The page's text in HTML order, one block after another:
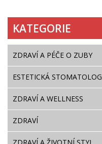
KATEGORIE
ZDRAVÍ A PÉČE O ZUBY
ESTETICKÁ
ZDRAVÍ A WELLNESS
ZDRAVÍ
ZDRAVÍ A ŽIVOTNÍ STYL